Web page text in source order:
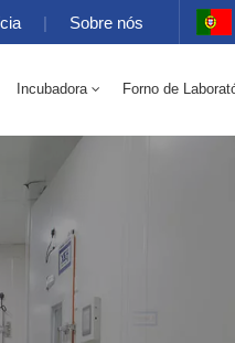
| Sobre nós
Incubadora Forno de